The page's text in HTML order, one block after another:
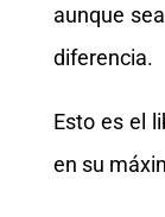
aunque
diferencia.
Esto es el
en su